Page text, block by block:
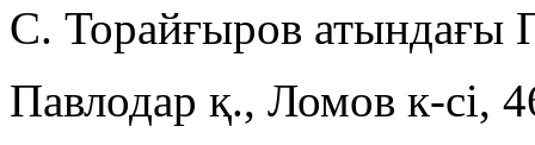
С. Торайғыров
Павлодар қ., Ломов к-сі,